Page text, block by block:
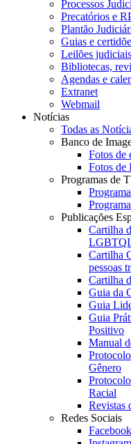
Processos
Precatórios e
Plantão
Guias e
Leilões judiciais
Bibliotecas,
Agendas e
Extranet
Webmail
Notícias
Todas as
Banco de
Fotos de
Fotos de
Programas de
Publicações
Cartilha
Cartilha
pessoas
Cartilha
Guia da
Guia
Guia
Positivo
Manual
Gênero
Racial
Revistas
Redes Sociais